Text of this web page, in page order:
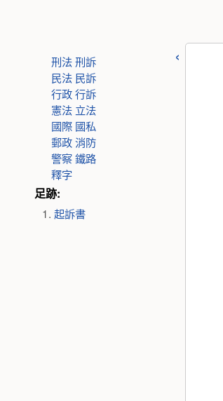
刑法刑訴
民法 民訴
行政行訴
憲法 立法
國際 國私
郵政消防
警察鐵路
釋字
足跡:
起訴書